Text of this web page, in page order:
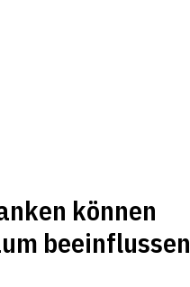
können
beeinflussen